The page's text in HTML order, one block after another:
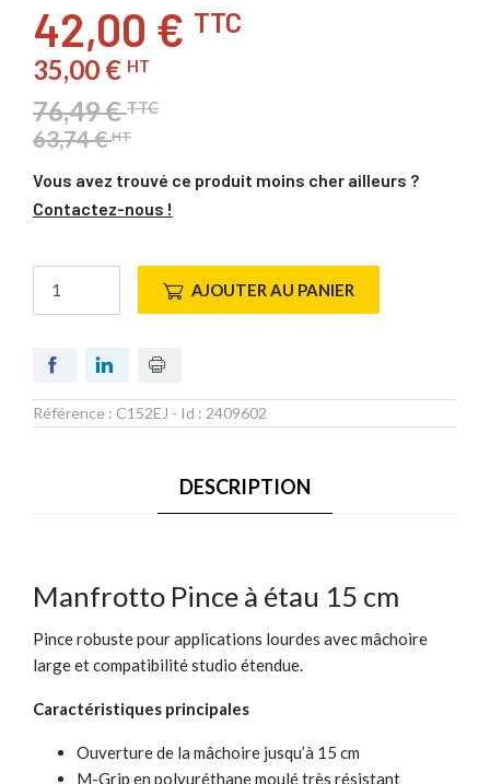
42,00 € TTC
35,00 € HT
76,49 €TTC
63,74 €HT
Vous avez trouvé ce produit moins cher ailleurs ?
Contactez-nous !
AJOUTER AU PANIER
Référence : C152EJ - Id : 2409602
DESCRIPTION
Manfrotto Pince à étau 15 cm
Pince robuste pour applications lourdes avec mâchoire
large et compatibilité studio étendue.
Caractéristiques principales
Ouverture de la mâchoire jusqu’à 15 cm
M-Grip en polyuréthane moulé très résistant